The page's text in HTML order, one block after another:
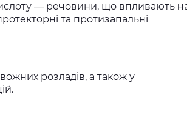
— речовини, що впливають
та протизапальні
розладів, а також у